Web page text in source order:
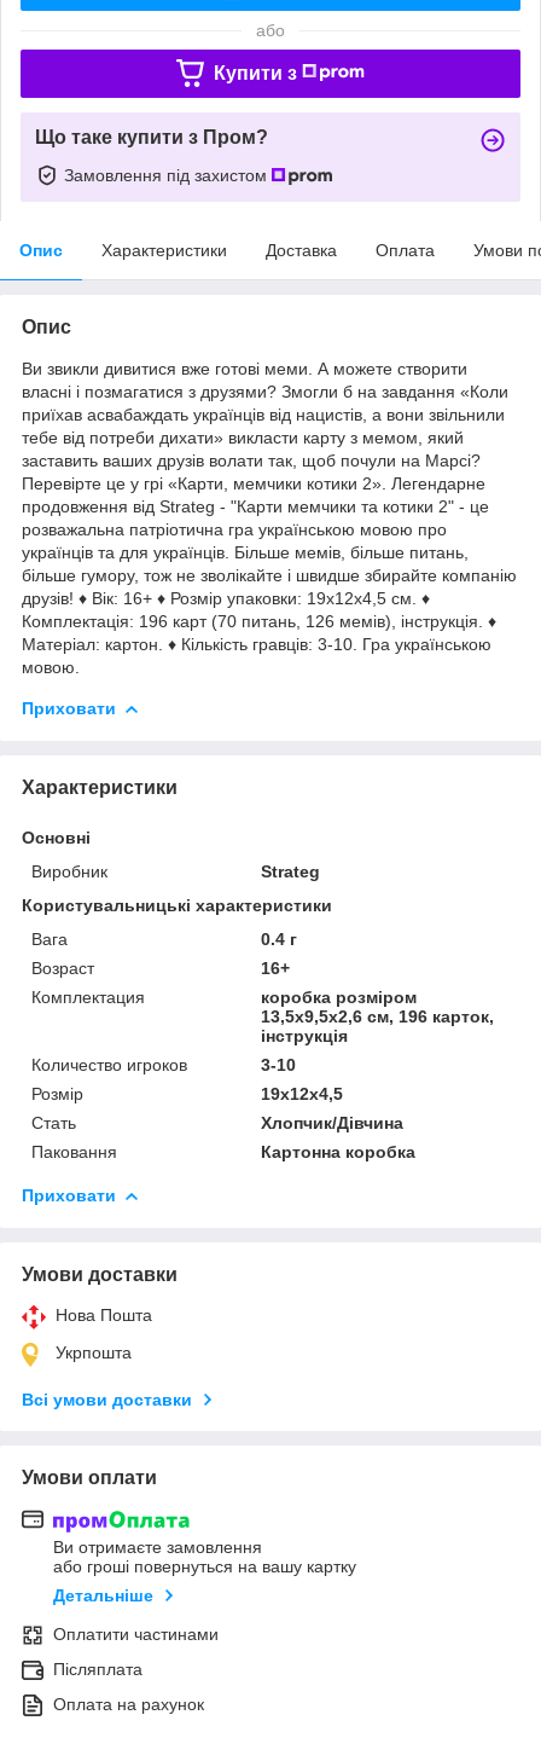
або
Купити з
Що таке купити з Пром?
Замовлення під захистом
Опис Характеристики Доставка Оплата Умови
Опис
Ви звикли дивитися вже готові меми. А можете створити
власні і позмагатися з друзями? Змогли б на завдання «Коли
приїхав асвабаждать українців від нацистів, а вони звільнили
тебе від потреби дихати» викласти карту з мемом, який
заставить ваших друзів волати так, щоб почули на Марсі?
Перевірте це у грі «Карти, мемчики котики 2». Легендарне
продовження від Strateg - "Карти мемчики та котики 2" - це
розважальна патріотична гра українською мовою про
українців та для українців. Більше мемів, більше питань,
більше гумору, тож не зволікайте і швидше збирайте компанію
друзів! ♦ Вік: 16+ ♦ Розмір упаковки: 19х12х4,5 см. ♦
Комплектація: 196 карт (70 питань, 126 мемів), інструкція. ♦
Матеріал: картон. ♦ Кількість гравців: 3-10. Гра українською
мовою.
Приховати
Характеристики
Основні
Виробник
Strateg
Користувальницькі характеристики
Вага
0.4 г
Возраст
16+
Комплектация
коробка розміром
13,5х9,5х2,6 см, 196 карток,
інструкція
Количество игроков
3-10
Розмір
19х12х4,5
Стать
Хлопчик/Дiвчина
Паковання
Картонна коробка
Приховати
Умови доставки
Нова Пошта
Укрпошта
Всі умови доставки
Умови оплати
Ви отримаєте замовлення
або гроші повернуться на вашу картку
Детальніше
Оплатити частинами
Післяплата
Оплата на рахунок